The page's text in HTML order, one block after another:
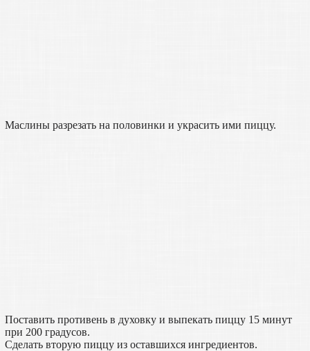
Маслины разрезать на половинки и украсить ими пиццу.
Поставить противень в духовку и выпекать пиццу 15 минут
при 200 градусов.
Сделать вторую пиццу из оставшихся ингредиентов.